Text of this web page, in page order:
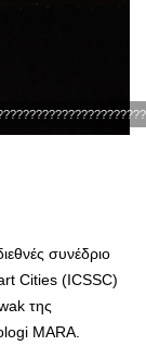
συνέδριο
Cities (ICSSC)
της
MARA.